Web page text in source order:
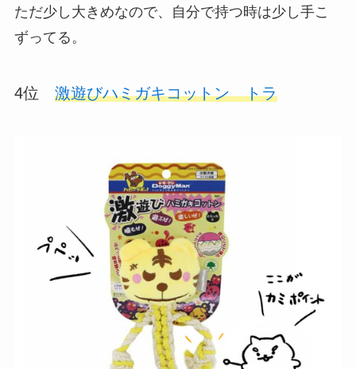
ただ少し大きめなので、自分で持つ時は少し手こ
ずってる。
4位 激遊びハミガキコットン トラ